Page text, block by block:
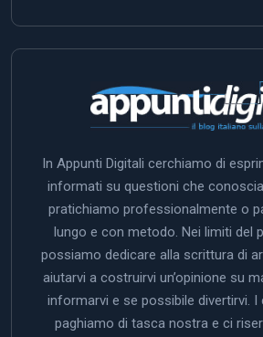
In Appunti Digitali cerchiamo di
informati su questioni che
pratichiamo professionalmente o
lungo e con metodo. Nei limiti del
possiamo dedicare alla scrittura di
aiutarvi a costruirvi un’opinione su
informarvi e se possibile divertirvi. I
paghiamo di tasca nostra e ci